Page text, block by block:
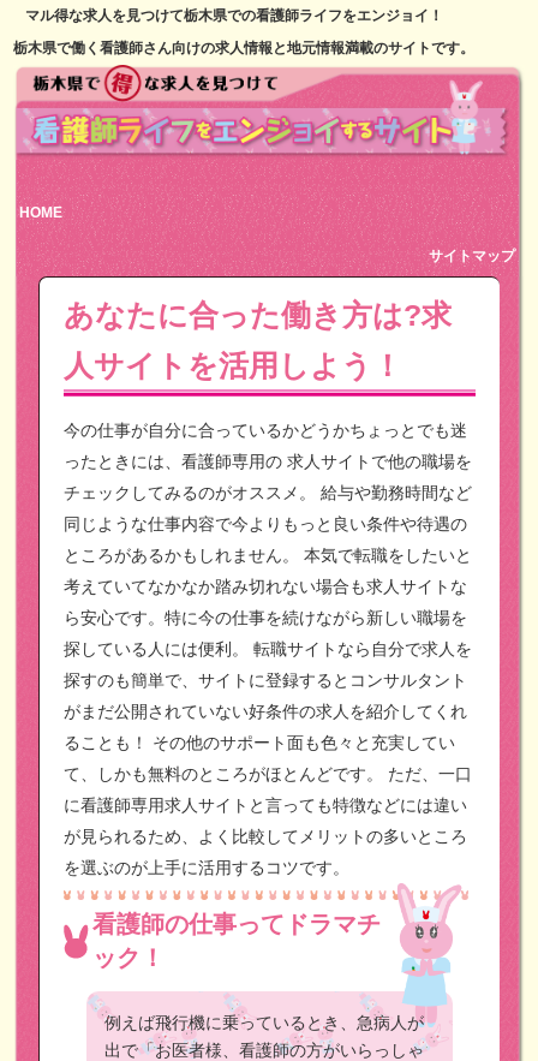
マル得な求人を見つけて栃木県での看護師ライフをエンジョイ！
栃木県で働く看護師さん向けの求人情報と地元情報満載のサイトです。
HOME
サイトマップ
あなたに合った働き方は?求
人サイトを活用しよう！
今の仕事が自分に合っているかどうかちょっとでも迷
ったときには、看護師専用の 求人サイトで他の職場を
チェックしてみるのがオススメ。
給与や勤務時間など
同じような仕事内容で今よりもっと良い条件や待遇の
ところがあるかもしれません。
本気で転職をしたいと
考えていてなかなか踏み切れない場合も求人サイトな
ら安心です。特に今の仕事を続けながら新しい職場を
探している人には便利。
転職サイトなら自分で求人を
探すのも簡単で、サイトに登録するとコンサルタント
がまだ公開されていない好条件の求人を紹介してくれ
ることも！
その他のサポート面も色々と充実してい
て、しかも無料のところがほとんどです。
ただ、一口
に看護師専用求人サイトと言っても特徴などには違い
が見られるため、よく比較してメリットの多いところ
を選ぶのが上手に活用するコツです。
看護師の仕事ってドラマチ
ック！
例えば飛行機に乗っているとき、急病人が
出で「お医者様、看護師の方がいらっしゃ